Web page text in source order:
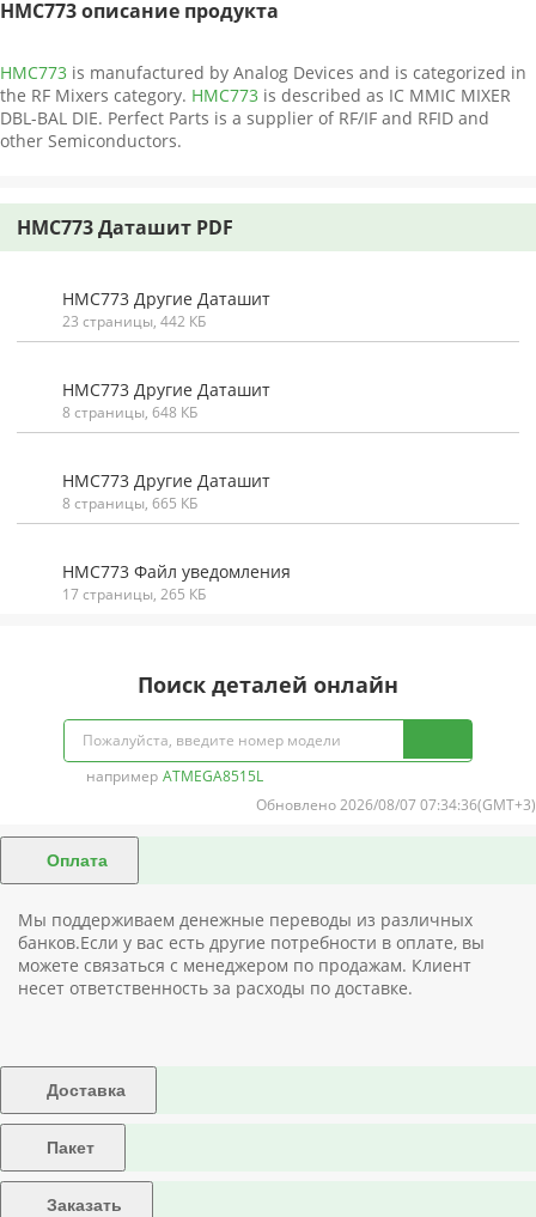
HMC773 описание продукта
HMC773 is manufactured by Analog Devices and is categorized in
the RF Mixers category. HMC773 is described as IC MMIC MIXER
DBL-BAL DIE. Perfect Parts is a supplier of RF/IF and RFID and
other Semiconductors.
HMC773 Даташит PDF
HMC773 Другие Даташит
23 страницы, 442 КБ
HMC773 Другие Даташит
8 страницы, 648 КБ
HMC773 Другие Даташит
8 страницы, 665 КБ
HMC773 Файл уведомления
17 страницы, 265 КБ
Поиск деталей онлайн
например ATMEGA8515L
Обновлено 2026/08/07 07:34:36(GMT+3)
Оплата
Мы поддерживаем денежные переводы из различных
банков.Если у вас есть другие потребности в оплате, вы
можете связаться с менеджером по продажам. Клиент
несет ответственность за расходы по доставке.
Доставка
Пакет
Заказать